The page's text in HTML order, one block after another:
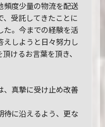
頻度少量の物流を配送
、受託してきたことに
た。今までの経験を活
えしようと日々努力し
けるお言葉を頂き、
、真摯に受け止め改善
待に沿えるよう、更な